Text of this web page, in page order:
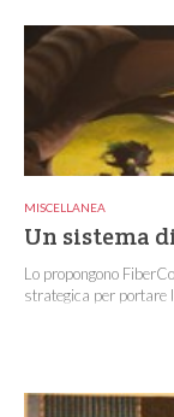
MISCELLANEA
Un sistema
Lo propongono
strategica per portare